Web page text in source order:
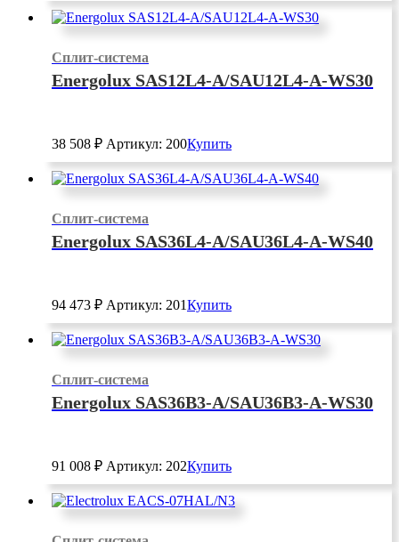
Сплит-система
Energolux SAS12L4-A/SAU12L4-A-WS30
38 508 ₽ Артикул: 200Купить
Сплит-система
Energolux SAS36L4-A/SAU36L4-A-WS40
94 473 ₽ Артикул: 201Купить
Сплит-система
Energolux SAS36B3-A/SAU36B3-A-WS30
91 008 ₽ Артикул: 202Купить